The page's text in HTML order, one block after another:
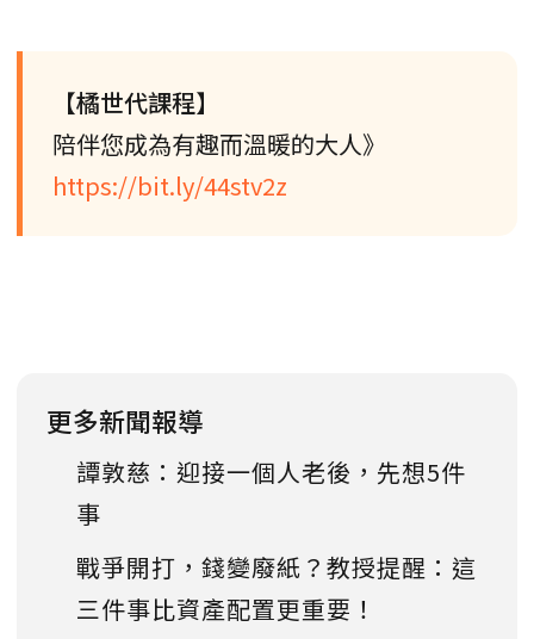
【橘世代課程】
陪伴您成為有趣而溫暖的大人》
https://bit.ly/44stv2z
更多新聞報導
譚敦慈：迎接一個人老後，先想5件
事
戰爭開打，錢變廢紙？教授提醒：這
三件事比資產配置更重要！